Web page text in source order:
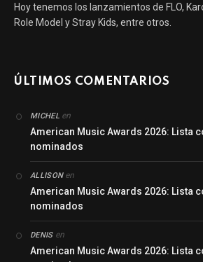
Hoy tenemos los lanzamientos de FLO,
Role Model y Stray Kids, entre otros.
ÚLTIMOS COMENTARIOS
MICHELen
American Music Awards 2026: Lista
nominados
ALLISONen
American Music Awards 2026: Lista
nominados
DENISen
American Music Awards 2026: Lista